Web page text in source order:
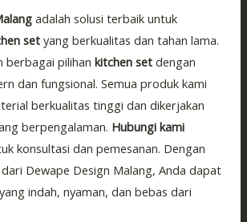
adalah solusi terbaik untuk
setyang berkualitas dan tahan lama.
berbagai pilihankitchen set dengan
dan fungsional. Semua produk kami
berkualitas tinggi dan dikerjakan
berpengalaman. Hubungi kami
konsultasi dan pemesanan. Dengan
Dewape Design Malang, Anda dapat
indah, nyaman, dan bebas dari